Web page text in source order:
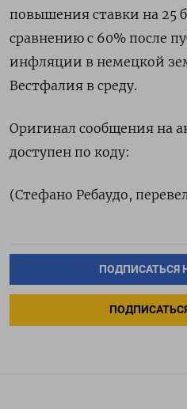
повышения ставки на 25
сравнению с 60% после
инфляции в немецкой
Вестфалия в среду.
Оригинал сообщения на
доступен по коду:
(Стефано Ребаудо,
ПОДПИСАТЬСЯ
ПОДПИСАТЬСЯ